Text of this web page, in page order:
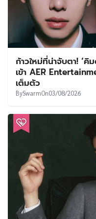
ก้าวใหม่ที่น่าจับตา! ‘
เข้า AER
เต็มตัว
BySwarmOn03/08/2026